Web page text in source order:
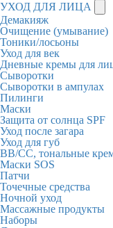
УХОД ДЛЯ ЛИЦА
Демакияж
Очищение (умывание)
Тоники/лосьоны
Уход для век
Дневные кремы для
Сыворотки
Сыворотки в ампулах
Пилинги
Маски
Защита от солнца SPF
Уход после загара
Уход для губ
BB/CC, тональные
Маски SOS
Патчи
Точечные средства
Ночной уход
Массажные продукты
Наборы